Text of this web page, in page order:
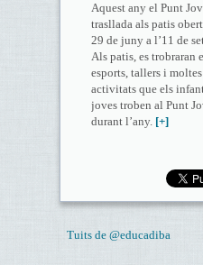
Aquest any el Punt
trasllada als patis
29 de juny a l’11 de
Als patis, es trobraran
esports, tallers i
activitats que els
joves troben al Punt
durant l’any. [+]
Tuits de @educadiba